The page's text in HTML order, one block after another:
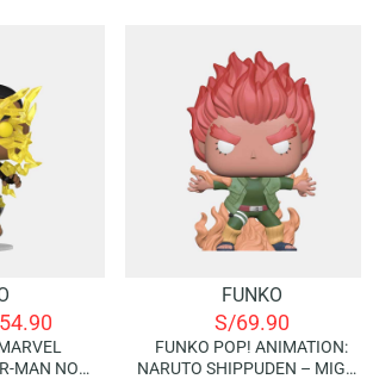
54.90
MAN NO
FUNKO
S/69.90
FUNKO POP! ANIMATION:
NARUTO SHIPPUDEN – MIGHT